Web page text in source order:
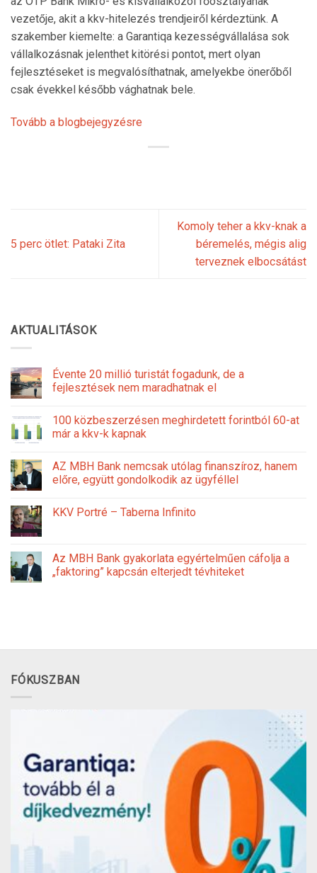
vezetője, akit a kkv-hitelezés trendjeiről kérdeztünk. A
szakember kiemelte: a Garantiqa kezességvállalása sok
vállalkozásnak jelenthet kitörési pontot, mert olyan
fejlesztéseket is megvalósíthatnak, amelyekbe önerőből
csak évekkel később vághatnak bele.
Tovább a blogbejegyzésre
5 perc ötlet: Pataki Zita
Komoly teher a kkv-knak a
béremelés, mégis alig
terveznek elbocsátást
AKTUALITÁSOK
Évente 20 millió turistát fogadunk, de a
fejlesztések nem maradhatnak el
100 közbeszerzésen meghirdetett forintból 60-at
már a kkv-k kapnak
AZ MBH Bank nemcsak utólag finanszíroz, hanem
előre, együtt gondolkodik az ügyféllel
KKV Portré – Taberna Infinito
Az MBH Bank gyakorlata egyértelműen cáfolja a
„faktoring” kapcsán elterjedt tévhiteket
FÓKUSZBAN